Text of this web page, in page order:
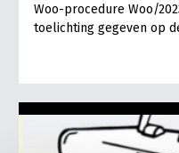
Woo-procedure Woo/
toelichting gegeven op